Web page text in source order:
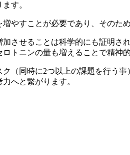
す。
やすことが必要であり、そのた
させることは科学的にも証明
トニンの量も増えることで精神
（同時に2つ以上の課題を行う
へと繋がります。